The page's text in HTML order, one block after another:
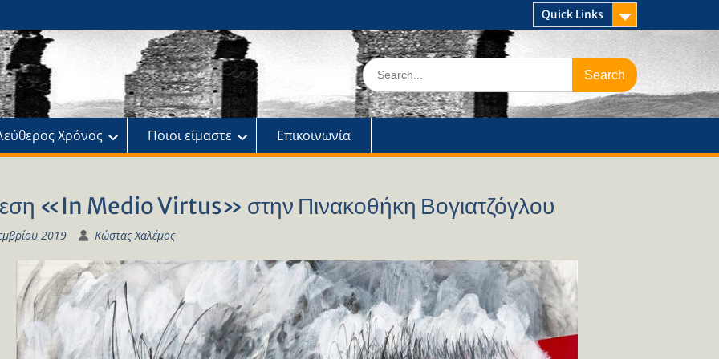
Quick Links
Search
for:
Χρόνος Ποιοι είμαστε Επικοινωνία
«In Medio Virtus» στην Πινακοθήκη Βογιατζόγλου
2019 Κώστας Χαλέμος